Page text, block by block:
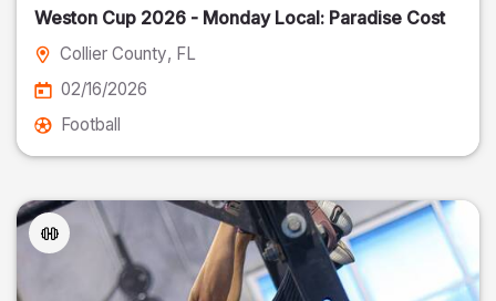
Weston Cup 2026 - Monday Local: Paradise Cost
Collier County, FL
02/16/2026
Football